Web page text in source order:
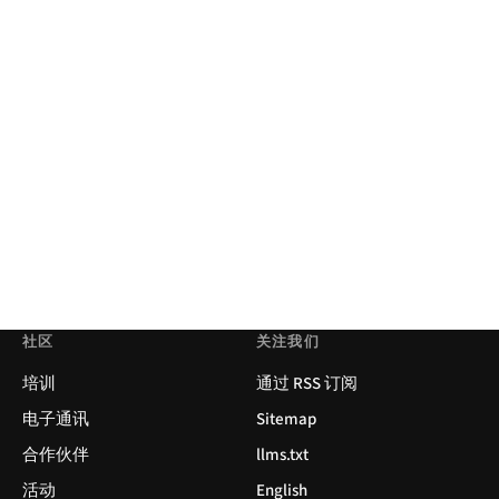
社区
培训
电子通讯
合作伙伴
活动
关注我们
通过 RSS 订阅
Sitemap
llms.txt
English